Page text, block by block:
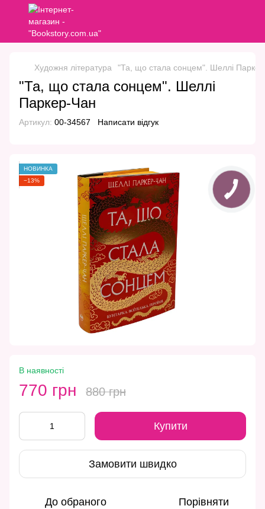
Художня література "Та, що стала сонцем". Шеллі
"Та, що стала сонцем". Шеллі
Паркер-Чан
Артикул: 00-34567 Написати відгук
НОВИНКА
−13%
В наявності
770 грн 880 грн
Купити
Замовити швидко
До обраного Порівняти